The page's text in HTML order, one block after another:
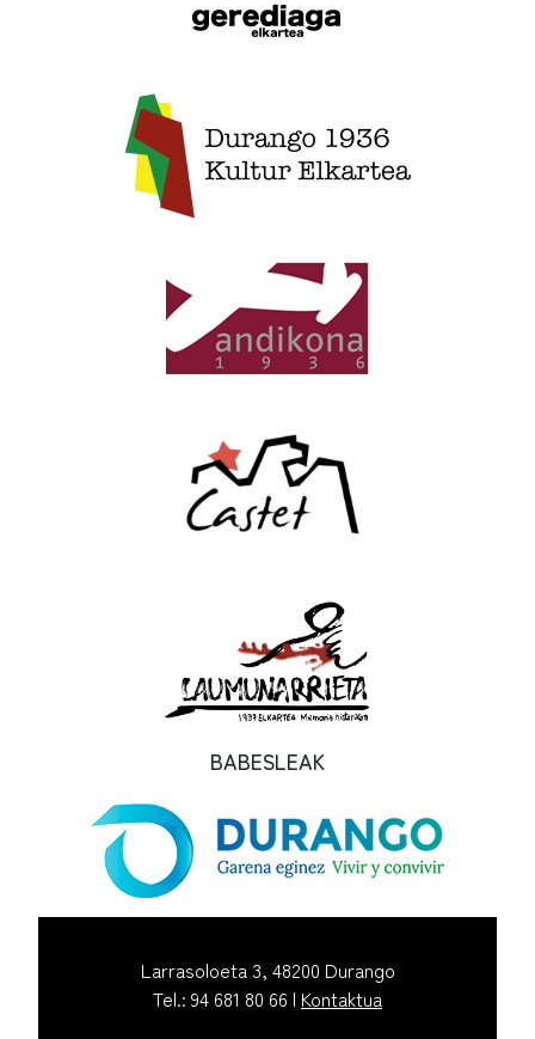
BABESLEAK
Larrasoloeta 3, 48200 Durango
Tel.: 94 681 80 66 | Kontaktua